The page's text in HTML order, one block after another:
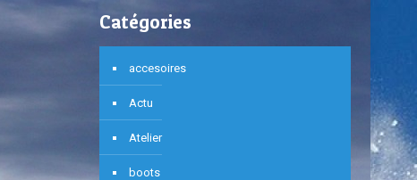
Catégories
accesoires
Actu
Atelier
boots